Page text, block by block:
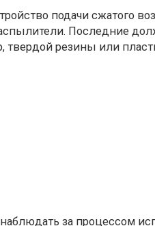
подачи сжатого
Последние
твердой резины или
за процессом